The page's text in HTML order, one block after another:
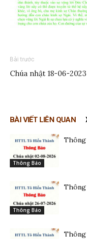
Bài trước
Chúa nhật 18-06-2023
BÀI VIẾT LIÊN QUAN
Thông Báo
Thông
Thông Báo
Thông
Thông